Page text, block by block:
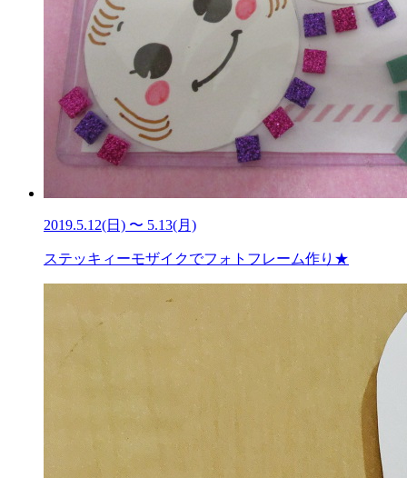
2019.5.12(日) 〜 5.13(月)
ステッキィーモザイクでフォトフレーム作り★